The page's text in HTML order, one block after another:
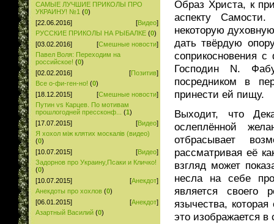
САМЫЕ ЛУЧШИЕ ПРИКОЛЫ ПРО
УКРАИНУ! №1 (0)
[22.06.2016]
[Видео]
РУССКИЕ ПРИКОЛЫ НА РЫБАЛКЕ (0)
[03.02.2016]
[Смешные новости]
Павел Воля: Переходим на
российское! (0)
[02.02.2016]
[Позитив]
Все о-фи-ген-но! (0)
[18.12.2015]
[Смешные новости]
Путин vs Карцев. По мотивам
прошлогодней прессконф...
(1)
[17.07.2015]
[Видео]
Я хохол між клятих москалів (видео)
(0)
[10.07.2015]
[Видео]
Задорнов про Украину,Псаки и Кличко!
(0)
[10.07.2015]
[Анекдот]
Анекдоты про хохлов (0)
[06.01.2015]
[Анекдот]
Азартный Василий (0)
Образ Христа, к
аспекту
некоторую
дать твёрдую
соприкосновения с
Господин N.
посредником в
принести ей пищу.
Выходит, что
ослеплённой
отбрасывает
рассматривая её
взгляд может
несла на себе
является своего
язычества,
это изображается в